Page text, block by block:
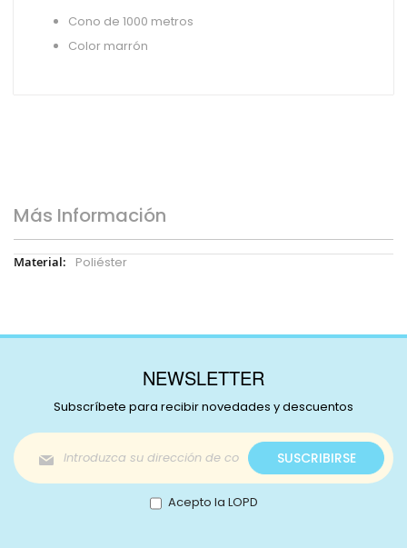
Cono de 1000 metros
Color marrón
Más Información
Más
Poliéster
NEWSLETTER
Subscríbete para recibir novedades y descuentos
Inscríbase
a
nuestro
boletín
de
SUSCRIBIRSE
Acepto la LOPD